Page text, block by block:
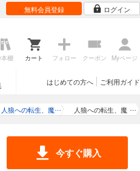
無料会員登録 ログイン
本棚 カート フォロー クーポン Myページ
ご利用ガイド
はじめての方へ
人狼への転生、魔
りの章
人狼への転生、魔
りの章４
今すぐ購入